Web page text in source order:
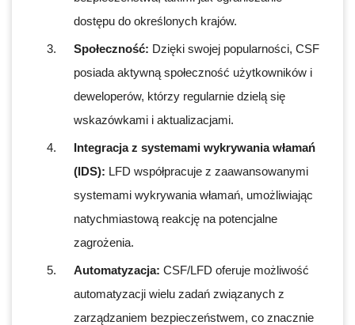
dostępu do określonych krajów.
Społeczność: Dzięki swojej popularności, CSF
posiada aktywną społeczność użytkowników i
deweloperów, którzy regularnie dzielą się
wskazówkami i aktualizacjami.
Integracja z systemami wykrywania włamań
(IDS): LFD współpracuje z zaawansowanymi
systemami wykrywania włamań, umożliwiając
natychmiastową reakcję na potencjalne
zagrożenia.
Automatyzacja: CSF/LFD oferuje możliwość
automatyzacji wielu zadań związanych z
zarządzaniem bezpieczeństwem, co znacznie